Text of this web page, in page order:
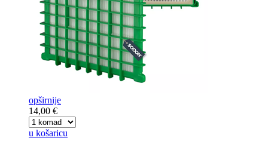
opširnije
14,00 €
u košaricu